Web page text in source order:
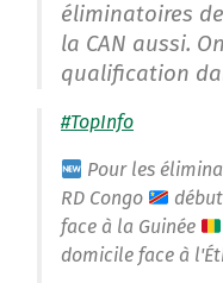
éliminatoires
la CAN aussi.
qualification
#TopInfo
Pour les
RD Congo
face à la Guinée
domicile face à